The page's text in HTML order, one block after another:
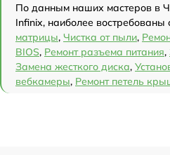
По данным наших мастеров в
Infinix, наиболее востребованы
матрицы, Чистка от пыли,
BIOS, Ремонт разъема питания,
Замена жесткого диска,
вебкамеры, Ремонт петель